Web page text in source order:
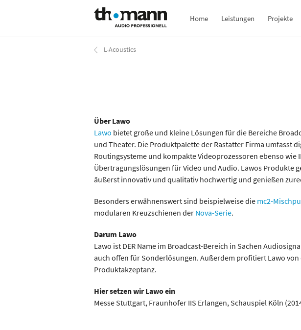
Inhalt
Home Leistungen Projekte
L-Acoustics
Über Lawo
Lawo bietet große und kleine Lösungen für die Bereiche
und Theater. Die Produktpalette der Rastatter Firma umfasst
Routingsysteme und kompakte Videoprozessoren ebenso wie
Übertragungslösungen für Video und Audio. Lawos Produkte
äußerst innovativ und qualitativ hochwertig und genießen
Besonders erwähnenswert sind beispielweise die mc2-
modularen Kreuzschienen der Nova-Serie.
Darum Lawo
Lawo ist DER Name im Broadcast-Bereich in Sachen
auch offen für Sonderlösungen. Außerdem profitiert Lawo
Produktakzeptanz.
Hier setzen wir Lawo ein
Messe Stuttgart, Fraunhofer IIS Erlangen, Schauspiel Köln